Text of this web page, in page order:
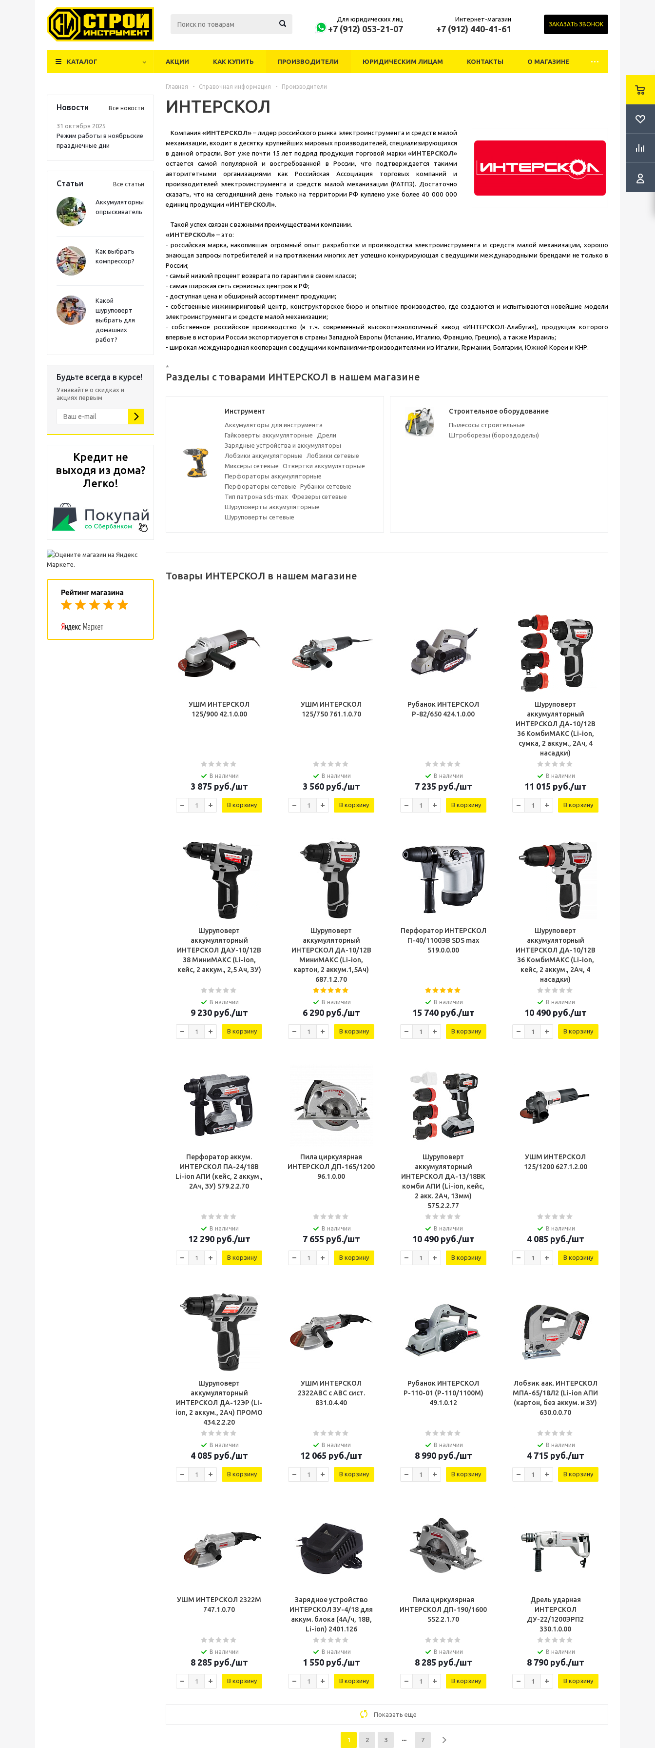
Для юридических лиц
+7 (912) 053-21-07
Интернет-магазин
+7 (912) 440-41-61 ЗАКАЗАТЬ ЗВОНОК
КАТАЛОГ АКЦИИ КАК КУПИТЬ ПРОИЗВОДИТЕЛИ ЮРИДИЧЕСКИМ ЛИЦАМ КОНТАКТЫ О МАГАЗИНЕ
Новости Все новости
31 октября 2025
Режим работы в ноябрьские
празднечные дни
Статьи Все статьи
Аккумуляторный
опрыскиватель
Как выбрать
компрессор?
Какой
шуруповерт
выбрать для
домашних
работ?
Будьте всегда в курсе!
Узнавайте о скидках и
акциях первым
Кредит не
выходя из дома?
Легко!
Главная - Справочная информация - Производители
ИНТЕРСКОЛ
Компания «ИНТЕРСКОЛ»– лидер российского рынка электроинструмента и средств малой
механизации, входит в десятку крупнейших мировых производителей, специализирующихся
в данной отрасли. Вот уже почти 15 лет подряд продукция торговой марки «ИНТЕРСКОЛ»
остается самой популярной и востребованной в России, что подтверждается такими
авторитетными организациями как Российская Ассоциация торговых компаний и
производителей электроинструмента и средств малой механизации (РАТПЭ). Достаточно
сказать, что на сегодняшний день только на территории РФ куплено уже более 40 000 000
единиц продукции «ИНТЕРСКОЛ».
Такой успех связан с важными преимуществами компании.
«ИНТЕРСКОЛ» – это:
- российская марка, накопившая огромный опыт разработки и производства электроинструмента и средств малой механизации, хорошо
знающая запросы потребителей и на протяжении многих лет успешно конкурирующая с ведущими международными брендами не только в
России;
- самый низкий процент возврата по гарантии в своем классе;
- самая широкая сеть сервисных центров в РФ;
- доступная цена и обширный ассортимент продукции;
- собственные инжиниринговый центр, конструкторское бюро и опытное производство, где создаются и испытываются новейшие модели
электроинструмента и средств малой механизации;
- собственное российское производство (в т.ч. современный высокотехнологичный завод «ИНТЕРСКОЛ-Алабуга»), продукция которого
впервые в истории России экспортируется в страны Западной Европы (Испанию, Италию, Францию, Грецию), а также Израиль;
- широкая международная кооперация с ведущими компаниями-производителями из Италии, Германии, Болгарии, Южной Кореи и КНР.
*
Разделы с товарами ИНТЕРСКОЛ в нашем магазине
Инструмент
Аккумуляторы для инструмента
Гайковерты аккумуляторные
Дрели
Зарядные устройства и аккумуляторы
Лобзики аккумуляторные
Лобзики сетевые
Миксеры сетевые
Отвертки аккумуляторные
Перфораторы аккумуляторные
Перфораторы сетевые
Рубанки сетевые
Тип патрона sds-max
Фрезеры сетевые
Шуруповерты аккумуляторные
Шуруповерты сетевые
Строительное оборудование
Пылесосы строительные
Штроборезы (бороздоделы)
Товары ИНТЕРСКОЛ в нашем магазине
УШМ ИНТЕРСКОЛ
125/900 42.1.0.00
В наличии
3 875 руб./шт
В корзину
УШМ ИНТЕРСКОЛ
125/750 761.1.0.70
В наличии
3 560руб./шт
В корзину
Рубанок ИНТЕРСКОЛ
Р-82/650 424.1.0.00
В наличии
7 235 руб./шт
В корзину
Шуруповерт
аккумуляторный
ИНТЕРСКОЛ ДА-10/12В
36 КомбиМАКС (Li-ion,
сумка, 2 аккум., 2Ач, 4
насадки)
В наличии
11 015 руб./шт
В корзину
Шуруповерт
аккумуляторный
ИНТЕРСКОЛ ДАУ-10/12В
38 МиниМАКС (Li-ion,
кейс, 2 аккум., 2,5 Ач, ЗУ)
В наличии
9 230руб./шт
В корзину
Шуруповерт
аккумуляторный
ИНТЕРСКОЛ ДА-10/12В
МиниМАКС (Li-ion,
картон, 2 аккум.1,5Ач)
687.1.2.70
В наличии
6 290руб./шт
В корзину
Перфоратор ИНТЕРСКОЛ
П-40/1100ЭВ SDS max
519.0.0.00
В наличии
15 740руб./шт
В корзину
Шуруповерт
аккумуляторный
ИНТЕРСКОЛ ДА-10/12В
36 КомбиМАКС (Li-ion,
кейс, 2 аккум., 2Ач, 4
насадки)
В наличии
10 490руб./шт
В корзину
Перфоратор аккум.
ИНТЕРСКОЛ ПА-24/18В
Li-ion АПИ (кейс, 2 аккум.,
2Ач, ЗУ) 579.2.2.70
В наличии
12 290руб./шт
В корзину
Пила циркулярная
ИНТЕРСКОЛ ДП-165/1200
96.1.0.00
В наличии
7 655 руб./шт
В корзину
Шуруповерт
аккумуляторный
ИНТЕРСКОЛ ДА-13/18ВК
комби АПИ (Li-ion, кейс,
2 акк. 2Ач, 13мм)
575.2.2.77
В наличии
10 490руб./шт
В корзину
УШМ ИНТЕРСКОЛ
125/1200 627.1.2.00
В наличии
4 085 руб./шт
В корзину
Шуруповерт
аккумуляторный
ИНТЕРСКОЛ ДА-12ЭР (Li-
ion, 2 аккум., 2Ач) ПРОМО
434.2.2.20
В наличии
4 085 руб./шт
В корзину
УШМ ИНТЕРСКОЛ
2322АВС с АВС сист.
831.0.4.40
В наличии
12 065 руб./шт
В корзину
Рубанок ИНТЕРСКОЛ
Р-110-01 (Р-110/1100М)
49.1.0.12
В наличии
8 990руб./шт
В корзину
Лобзик аак. ИНТЕРСКОЛ
МПА-65/18Л2 (Li-ion АПИ
(картон, без аккум. и ЗУ)
630.0.0.70
В наличии
4 715 руб./шт
В корзину
УШМ ИНТЕРСКОЛ 2322М
747.1.0.70
В наличии
8 285 руб./шт
В корзину
Зарядное устройство
ИНТЕРСКОЛ ЗУ-4/18 для
аккум. блока (4А/ч, 18В,
Li-ion) 2401.126
В наличии
1 550руб./шт
В корзину
Пила циркулярная
ИНТЕРСКОЛ ДП-190/1600
552.2.1.70
В наличии
8 285 руб./шт
В корзину
Дрель ударная
ИНТЕРСКОЛ
ДУ-22/1200ЭРП2
330.1.0.00
В наличии
8 790руб./шт
В корзину
Показать еще
1 2 3 7